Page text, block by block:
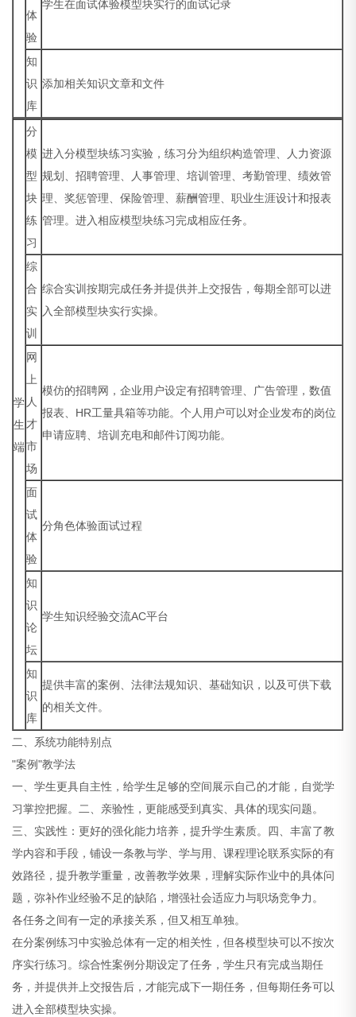
体
验
学生在面试体验模型块实行的面试记录
知
识
库
添加相关知识文章和文件
学
生
端
分
模
型
块
练
习
进入分模型块练习实验，练习分为组织构造管理、人力资源
规划、招聘管理、人事管理、培训管理、考勤管理、绩效管
理、奖惩管理、保险管理、薪酬管理、职业生涯设计和报表
管理。进入相应模型块练习完成相应任务。
综
合
实
训
综合实训按期完成任务并提供并上交报告，每期全部可以进
入全部模型块实行实操。
网
上
人
才
市
场
模仿的招聘网，企业用户设定有招聘管理、广告管理，数值
报表、HR工量具箱等功能。个人用户可以对企业发布的岗位
申请应聘、培训充电和邮件订阅功能。
面
试
体
验
分角色体验面试过程
知
识
论
坛
学生知识经验交流AC平台
知
识
库
提供丰富的案例、法律法规知识、基础知识，以及可供下载
的相关文件。
二、系统功能特别点
"案例"教学法
一、学生更具自主性，给学生足够的空间展示自己的才能，自觉学
习掌控把握。二、亲验性，更能感受到真实、具体的现实问题。
三、实践性：更好的强化能力培养，提升学生素质。四、丰富了教
学内容和手段，铺设一条教与学、学与用、课程理论联系实际的有
效路径，提升教学重量，改善教学效果，理解实际作业中的具体问
题，弥补作业经验不足的缺陷，增强社会适应力与职场竞争力。
各任务之间有一定的承接关系，但又相互单独。
在分案例练习中实验总体有一定的相关性，但各模型块可以不按次
序实行练习。综合性案例分期设定了任务，学生只有完成当期任
务，并提供并上交报告后，才能完成下一期任务，但每期任务可以
进入全部模型块实操。